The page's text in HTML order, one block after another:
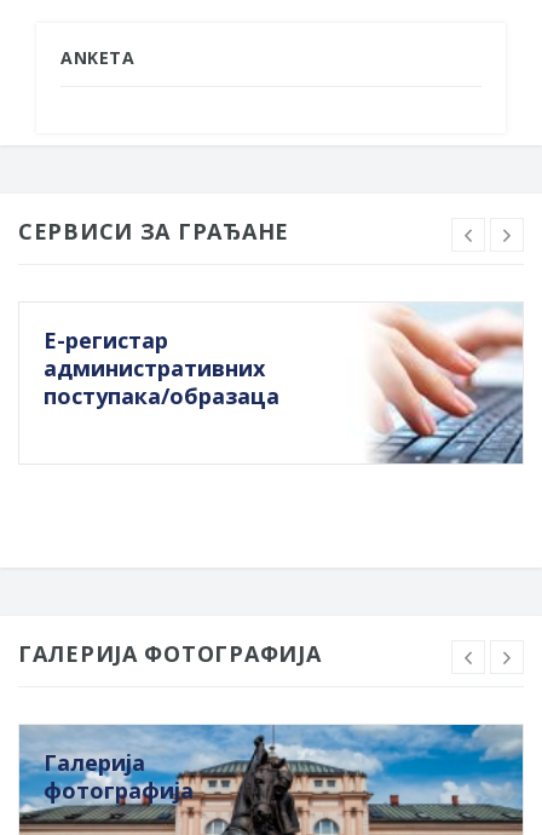
ANKETA
СЕРВИСИ ЗА ГРАЂАНЕ
Е-регистар
административних
поступака/образаца
ГАЛЕРИЈА ФОТОГРАФИЈА
Галерија
фотографија